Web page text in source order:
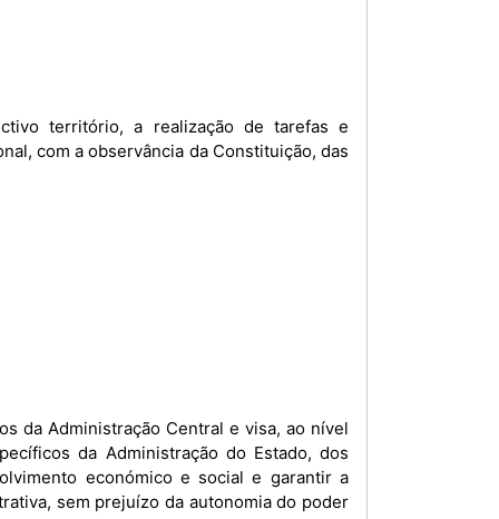
território, a realização de tarefas e
com a observância da Constituição, das
da Administração Central e visa, ao nível
da Administração do Estado, dos
económico e social e garantir a
sem prejuízo da autonomia do poder